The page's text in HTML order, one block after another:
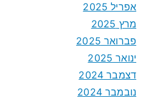
אפריל 2025
מרץ 2025
פברואר 2025
ינואר 2025
דצמבר 2024
נובמבר 2024